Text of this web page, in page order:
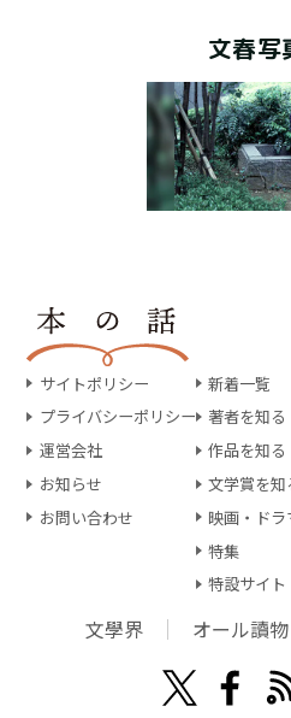
文春写
サイトポリシー
プライバシーポリシー
運営会社
お知らせ
お問い合わせ
新着一覧
著者を知る
作品を知る
文学賞を知
映画・ド
特集
特設サイト
文學界 オール讀物